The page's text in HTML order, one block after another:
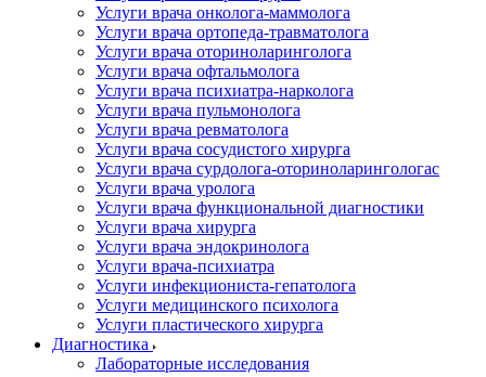
Услуги врача онколога-маммолога
Услуги врача ортопеда-травматолога
Услуги врача оториноларинголога
Услуги врача офтальмолога
Услуги врача психиатра-нарколога
Услуги врача пульмонолога
Услуги врача ревматолога
Услуги врача сосудистого хирурга
Услуги врача сурдолога-оториноларингологас
Услуги врача уролога
Услуги врача функциональной диагностики
Услуги врача хирурга
Услуги врача эндокринолога
Услуги врача-психиатра
Услуги инфекциониста-гепатолога
Услуги медицинского психолога
Услуги пластического хирурга
Диагностика
Лабораторные исследования